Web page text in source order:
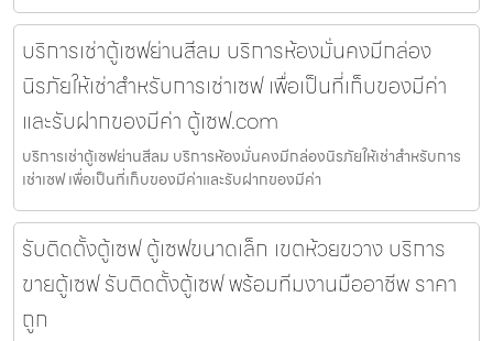
บริการเช่าตู้เซฟย่านสีลม บริการห้องมั่นคงมีกล่อง
นิรภัยให้เช่าสำหรับการเช่าเซฟ เพื่อเป็นที่เก็บของมีค่า
และรับฝากของมีค่า ตู้เซฟ.com
บริการเช่าตู้เซฟย่านสีลม บริการห้องมั่นคงมีกล่องนิรภัยให้เช่าสำหรับการ
เช่าเซฟ เพื่อเป็นที่เก็บของมีค่าและรับฝากของมีค่า
รับติดตั้งตู้เซฟ ตู้เซฟขนาดเล็ก เขตห้วยขวาง บริการ
ขายตู้เซฟ รับติดตั้งตู้เซฟ พร้อมทีมงานมืออาชีพ ราคา
ถูก